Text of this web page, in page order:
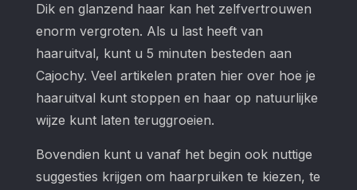
Dik en glanzend haar kan het zelfvertrouwen
enorm vergroten. Als u last heeft van
haaruitval, kunt u 5 minuten besteden aan
Cajochy. Veel artikelen praten hier over hoe je
haaruitval kunt stoppen en haar op natuurlijke
wijze kunt laten teruggroeien.
Bovendien kunt u vanaf het begin ook nuttige
suggesties krijgen om haarpruiken te kiezen, te